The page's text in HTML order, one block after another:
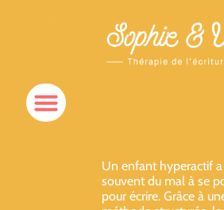
Un enfant hyperactif a
souvent du mal à se
pour écrire. Grâce à